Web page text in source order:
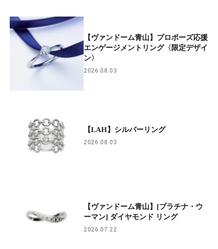
【ヴァンドーム青山】プロポーズ応援
エンゲージメントリング〈限定デザイ
ン〉
2026.08.03
【LAH】シルバーリング
2026.08.03
【ヴァンドーム青山】[プラチナ・ウ
ーマン] ダイヤモンド リング
2026.07.22